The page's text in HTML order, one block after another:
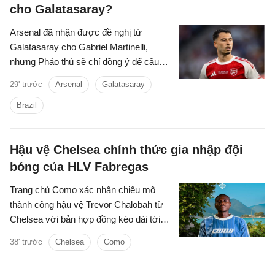
cho Galatasaray?
Arsenal đã nhận được đề nghị từ
Galatasaray cho Gabriel Martinelli,
nhưng Pháo thủ sẽ chỉ đồng ý để cầu
thủ người Brazil ra đi nếu có một cầu
thủ chạy cánh mới.
29' trước Arsenal Galatasaray
Brazil
Hậu vệ Chelsea chính thức gia nhập đội
bóng của HLV Fabregas
Trang chủ Como xác nhận chiêu mộ
thành công hậu vệ Trevor Chalobah từ
Chelsea với bản hợp đồng kéo dài tới
năm 2031.
38' trước Chelsea Como